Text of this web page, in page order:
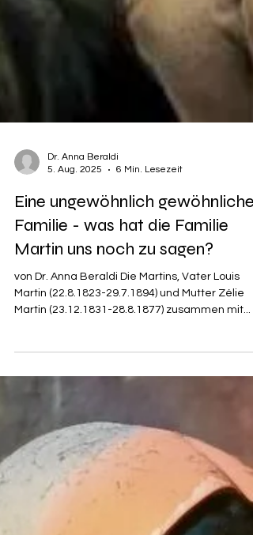
5. Aug. 2025
6 Min. Lesezeit
Eine ungewöhnlich gewöhnliche
Familie - was hat die Familie
Martin uns noch zu sagen?
von Dr. Anna Beraldi Die Martins, Vater Louis